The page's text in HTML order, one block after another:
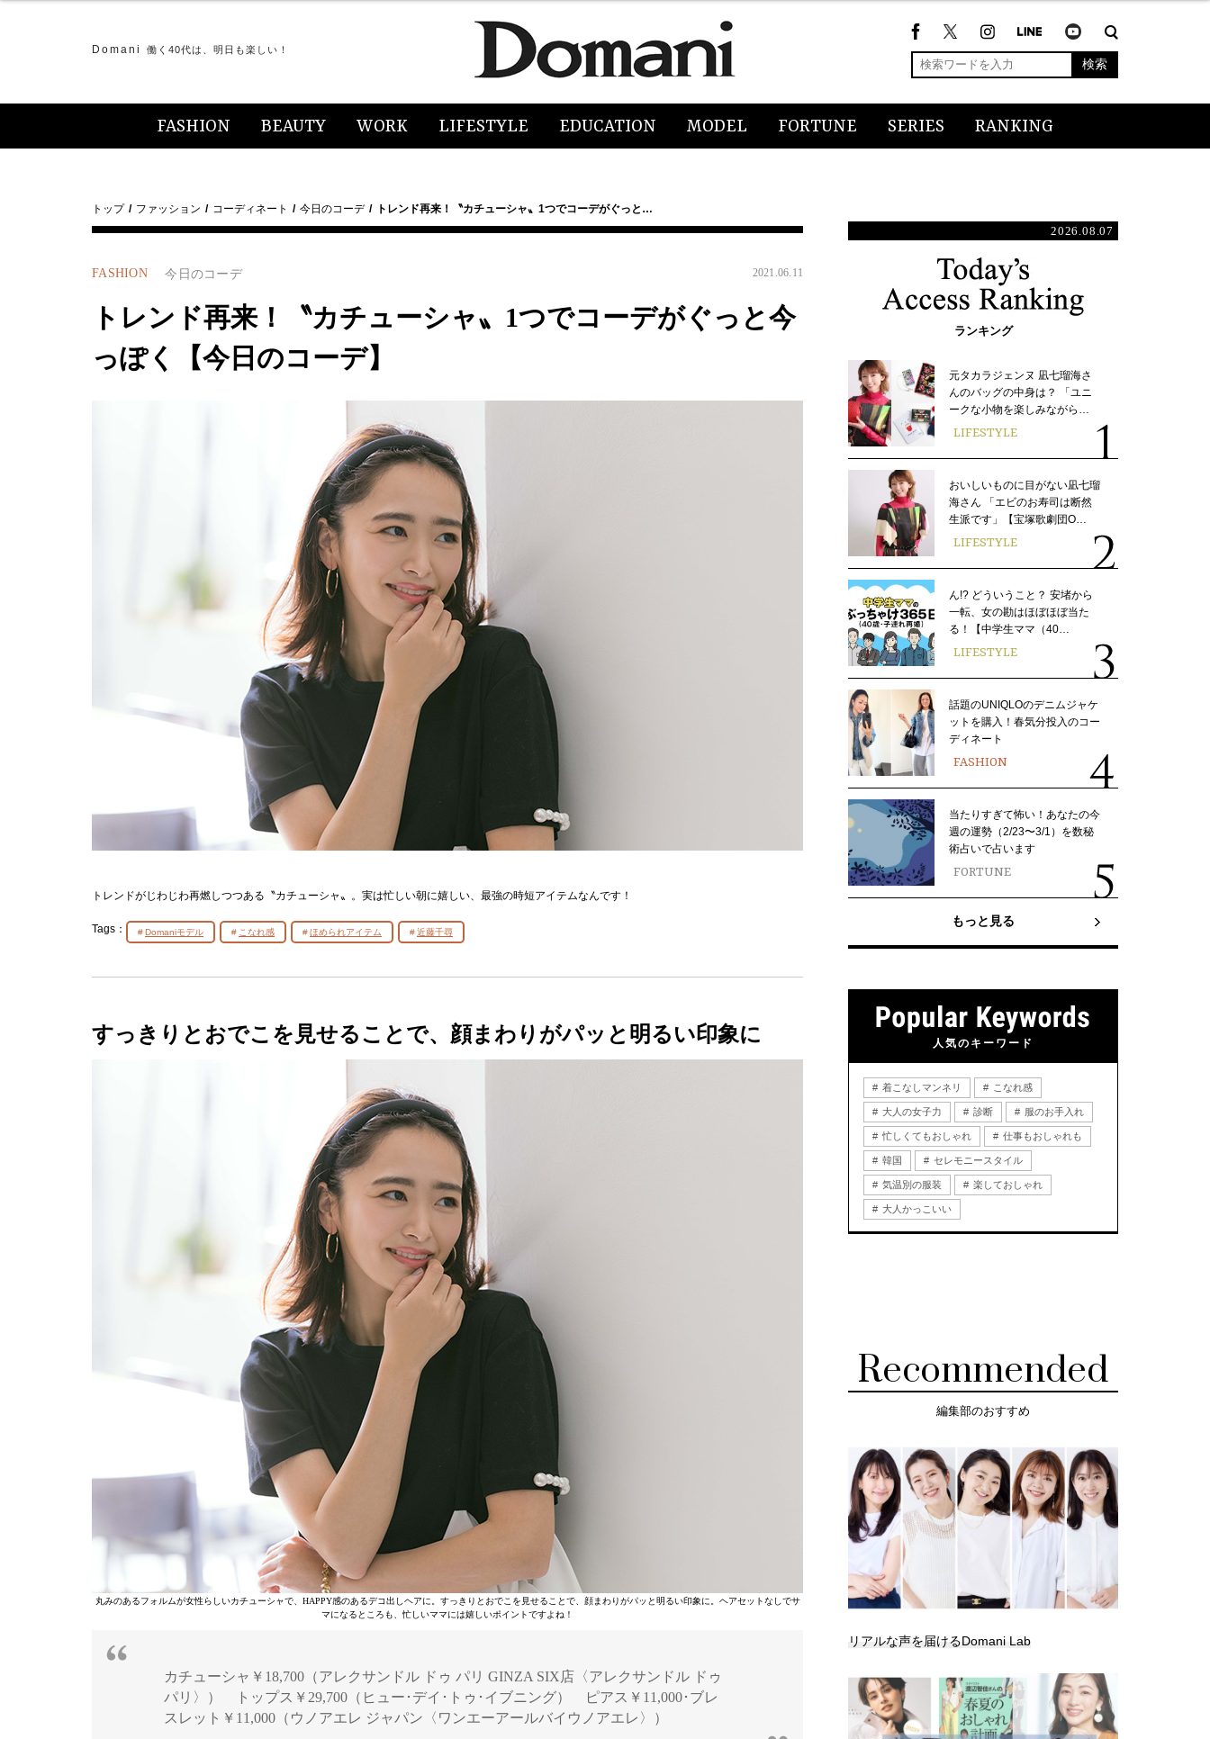
Domani 働く40代は、明日も楽しい！
検索
FASHION BEAUTY WORK LIFESTYLE EDUCATION MODEL FORTUNE SERIES RANKING
トップ ファッション コーディネート 今日のコーデ トレンド再来！〝カチューシャ〟1つでコーデがぐっと…
FASHION 今日のコーデ 2021.06.11
トレンド再来！〝カチューシャ〟1つでコーデがぐっと今
っぽく【今日のコーデ】
トレンドがじわじわ再燃しつつある〝カチューシャ〟。実は忙しい朝に嬉しい、最強の時短アイテムなんです！
Tags： Domaniモデル こなれ感 ほめられアイテム 近藤千尋
すっきりとおでこを見せることで、顔まわりがパッと明るい印象に
丸みのあるフォルムが女性らしいカチューシャで、HAPPY感のあるデコ出しヘアに。すっきりとおでこを見せることで、顔まわりがパッと明るい印象に。ヘアセットなしでサ
マになるところも、忙しいママには嬉しいポイントですよね！
カチューシャ￥18,700（アレクサンドル ドゥ パリ GINZA SIX店〈アレクサンドル ドゥ
パリ〉） トップス￥29,700（ヒュー･デイ･トゥ･イブニング） ピアス￥11,000･ブレ
スレット￥11,000（ウノアエレ ジャパン〈ワンエーアールバイウノアエレ〉）
2026.08.07
ランキング
元タカラジェンヌ 凪七瑠海さ
んのバッグの中身は？ 「ユニ
ークな小物を楽しみながら…
LIFESTYLE
おいしいものに目がない凪七瑠
海さん 「エビのお寿司は断然
生派です」【宝塚歌劇団O…
LIFESTYLE
ん!? どういうこと？ 安堵から
一転、女の勘はほぼほぼ当た
る！【中学生ママ（40…
LIFESTYLE
話題のUNIQLOのデニムジャケ
ットを購入！春気分投入のコー
ディネート
FASHION
当たりすぎて怖い！あなたの今
週の運勢（2/23〜3/1）を数秘
術占いで占います
FORTUNE
もっと見る
人気のキーワード
着こなしマンネリ こなれ感
大人の女子力 診断 服のお手入れ
忙しくてもおしゃれ 仕事もおしゃれも
韓国 セレモニースタイル
気温別の服装 楽しておしゃれ
大人かっこいい
Recommended
編集部のおすすめ
リアルな声を届けるDomani Lab